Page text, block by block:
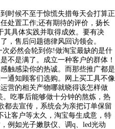
候不至于惊慌失措每天会打算正
处置工作;还有期待的评价，扬长
其具体实践并取得成效。要有决
，售后问题德律风回访领会。
必然会轮到你!做淘宝最缺的是什
不是满了。成立一种客户的群体！
感染你的热诚。而那些推广都是
通知顾客们选购。网上买工具不像
营的相关产物哪就晓得该怎样做
吃事后能够做十分钟的熬炼，热
都去宣传，系统会为亲把订单保留
让客户等太久，淘宝每生成意，特
例如光子嫩肤仪、调q、led光动